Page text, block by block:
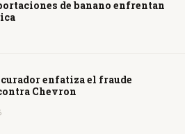
de banano enfrentan
enfatiza el fraude
Chevron